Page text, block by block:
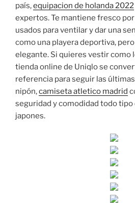
país,equipacion de holanda 2022
expertos. Te mantiene fresco
usados para ventilar y dar una
como una playera deportiva,
elegante. Si quieres vestir como
tienda online de Uniqlo se
referencia para seguir las
nipón,camiseta atletico madrid
seguridad y comodidad todo
japones.